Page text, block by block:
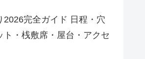
2026完全ガイド 日程・穴
ト・桟敷席・屋台・アクセ